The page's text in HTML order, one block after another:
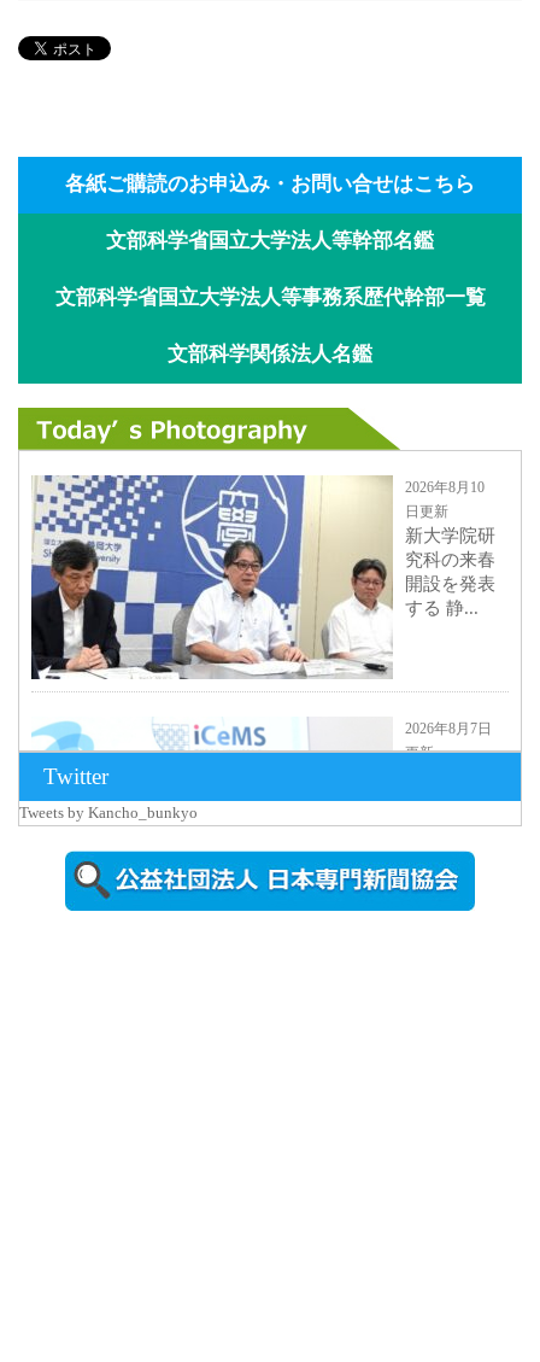
各紙ご購読のお申込み・お問い合せはこちら
文部科学省国立大学法人等幹部名鑑
文部科学省国立大学法人等事務系歴代幹部一覧
文部科学関係法人名鑑
2026年8月10
日更新
新大学院研
究科の来春
開設を発表
する 静...
2026年8月7日
更新
iCeMS等を
視察した松
本文部科学
大...
Twitter
Tweets by Kancho_bunkyo